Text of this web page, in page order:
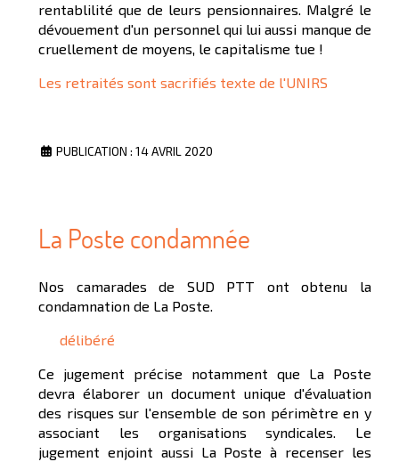
rentablilité que de leurs pensionnaires. Malgré le
dévouement d'un personnel qui lui aussi manque de
cruellement de moyens, le capitalisme tue !
Les retraités sont sacrifiés texte de l'UNIRS
PUBLICATION : 14 AVRIL 2020
La Poste condamnée
Nos camarades de SUD PTT ont obtenu la
condamnation de La Poste.
délibéré
Ce jugement précise notamment que La Poste
devra élaborer un document unique d'évaluation
des risques sur l'ensemble de son périmètre en y
associant les organisations syndicales. Le
jugement enjoint aussi La Poste à recenser les